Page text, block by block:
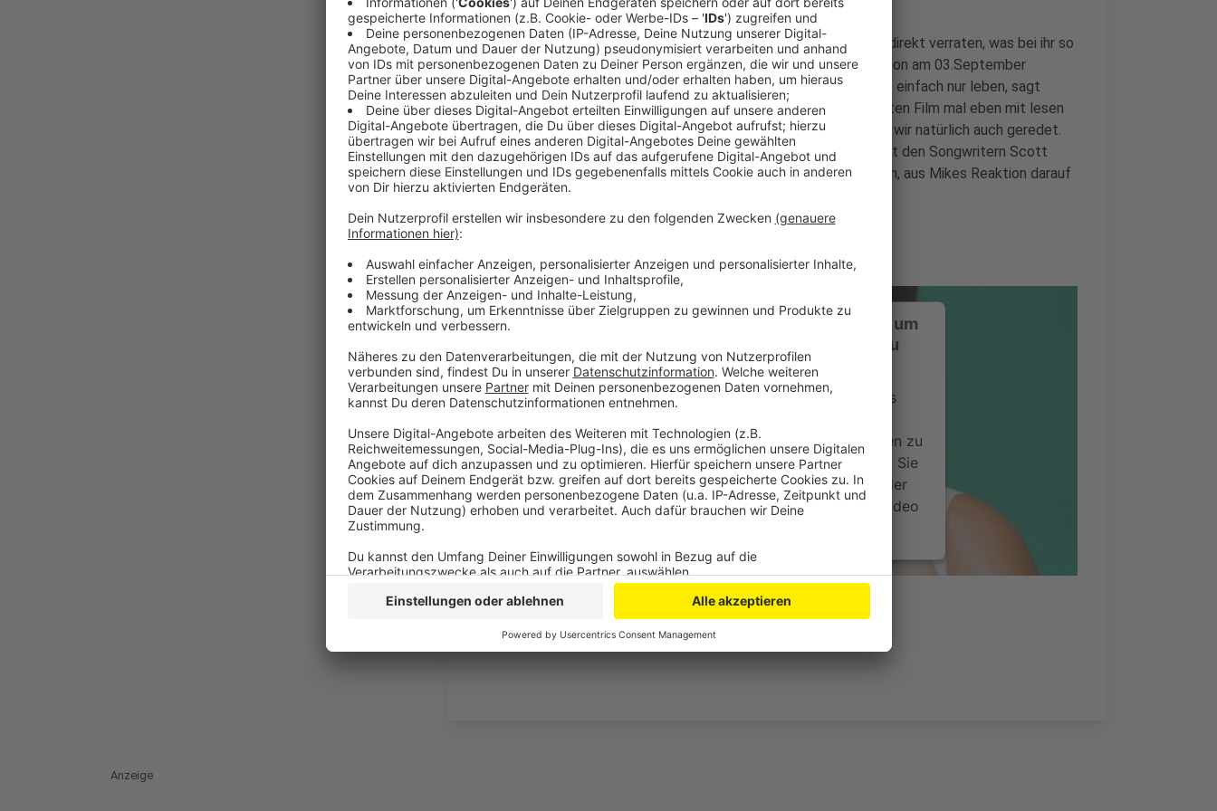
Wir hatten ein Interview mit Camila und darin hat sie uns erst mal direkt verraten, was bei ihr so
in letzter Zeit los war. Ein Album, ein neuer Cinderella Film, der schon am 03.September
rauskommt, kochen und Klavier lernen, lesen, Sport machen – halt einfach nur leben, sagt
Camila. Schon charmant, dass man ein neues Album und einen fetten Film mal eben mit lesen
und kochen vergleicht. Über ihre neue Single "Don’t Go Yet" haben wir natürlich auch geredet.
Die Geschichte hinter dem Refrain ist super. Sie hat zusammen mit den Songwritern Scott
Harris und Mike Sabath im Studio gesessen, dann kam ihr Hund rein, aus Mikes Reaktion darauf
wurde dann die Melodie.
Wir benötigen Ihre Zustimmung, um
den YouTube Video-Service zu
laden!
Wir verwenden einen Service eines
einzubetten. Dieser Service kann Daten zu
Ihren Aktivitäten sammeln. Bitte lesen Sie
die Details durch und stimmen Sie der
Nutzung des Service zu, um dieses Video
Mehr Informationen
Akzeptieren
powered byUsercentrics Consent Management
Camila Cabello - Don't Go Yet (Official Video - Extended Version)
Anzeige
Anzeige